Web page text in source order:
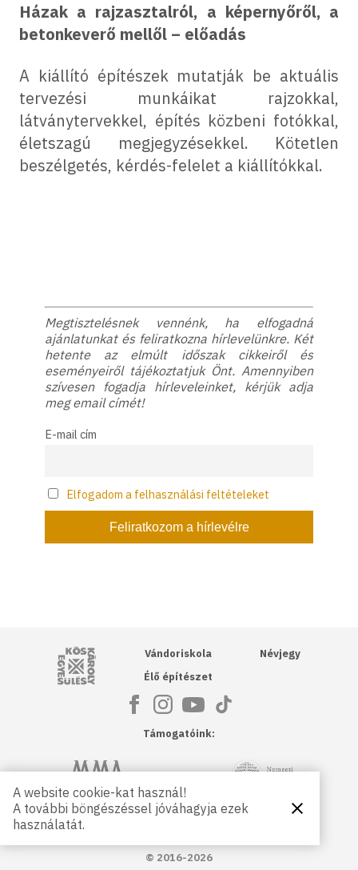
Házak a rajzasztalról, a képernyőről, a
betonkeverő mellől – előadás
A kiállító építészek mutatják be aktuális
tervezési munkáikat rajzokkal,
látványtervekkel, építés közbeni fotókkal,
életszagú megjegyzésekkel. Kötetlen
beszélgetés, kérdés-felelet a kiállítókkal.
Megtisztelésnek vennénk, ha elfogadná
ajánlatunkat és feliratkozna hírlevelünkre. Két
hetente az elmúlt időszak cikkeiről és
eseményeiről tájékoztatjuk Önt. Amennyiben
szívesen fogadja hírleveleinket, kérjük adja
meg email címét!
E-mail cím
Elfogadom a felhasználási feltételeket
Kós Károly Egyesülés
Vándoriskola
Élő építészet
Névjegy
Támogatóink:
Magyar Művészeti Akadémia NKA
Petőfi Kulturális Ügynökség
© 2016-2026
A website cookie-kat használ!
A további böngészéssel jóváhagyja ezek
használatát.
Bezárás